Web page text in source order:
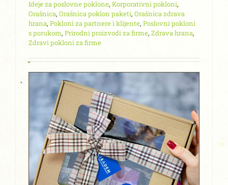
Ideje za poslovne poklone, Korporativni pokloni,
Orašnica, Orašnica poklon paketi, Orašnica zdrava
hrana, Pokloni za partnere i klijente, Poslovni pokloni
s porukom, Prirodni proizvodi za firme, Zdrava hrana,
Zdravi pokloni za firme